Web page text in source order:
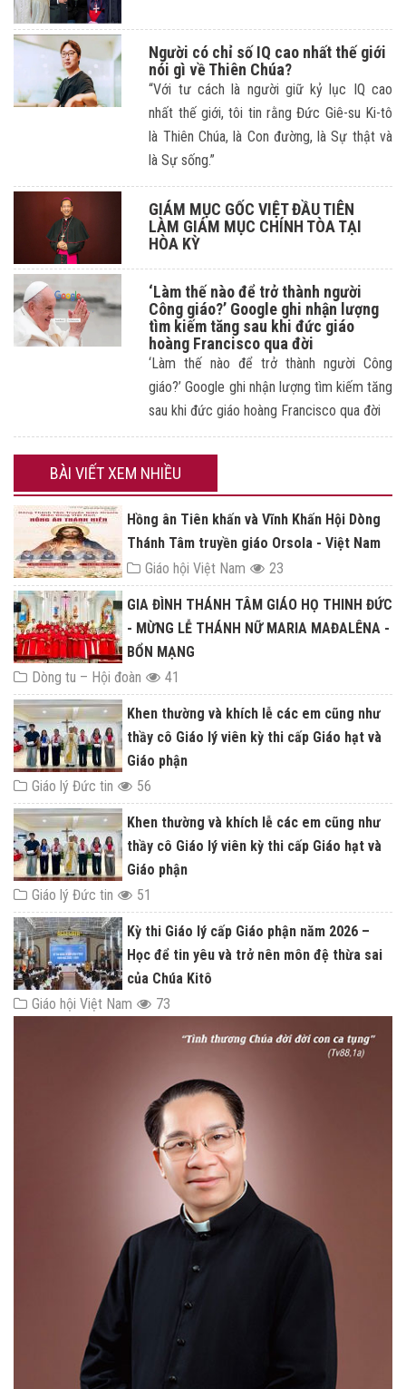
Người có chỉ số IQ cao nhất thế giới
nói gì về Thiên Chúa?
“Với tư cách là người giữ kỷ lục IQ cao
nhất thế giới, tôi tin rằng Đức Giê-su Ki-tô
là Thiên Chúa, là Con đường, là Sự thật và
là Sự sống.”
GIÁM MỤC GỐC VIỆT ĐẦU TIÊN
LÀM GIÁM MỤC CHÍNH TÒA TẠI
HÒA KỲ
‘Làm thế nào để trở thành người
Công giáo?’ Google ghi nhận lượng
tìm kiếm tăng sau khi đức giáo
hoàng Francisco qua đời
‘Làm thế nào để trở thành người Công
giáo?’ Google ghi nhận lượng tìm kiếm tăng
sau khi đức giáo hoàng Francisco qua đời
BÀI VIẾT XEM NHIỀU
Hồng ân Tiên khấn và Vĩnh Khấn Hội Dòng
Thánh Tâm truyền giáo Orsola - Việt Nam
Giáo hội Việt Nam
23
GIA ĐÌNH THÁNH TÂM GIÁO HỌ THINH ĐỨC
- MỪNG LỄ THÁNH NỮ MARIA MAĐALÊNA -
BỔN MẠNG
Dòng tu – Hội đoàn
41
Khen thường và khích lễ các em cũng như
thầy cô Giáo lý viên kỳ thi cấp Giáo hạt và
Giáo phận
Giáo lý Đức tin
56
Khen thường và khích lễ các em cũng như
thầy cô Giáo lý viên kỳ thi cấp Giáo hạt và
Giáo phận
Giáo lý Đức tin
51
Kỳ thi Giáo lý cấp Giáo phận năm 2026 –
Học để tin yêu và trở nên môn đệ thừa sai
của Chúa Kitô
Giáo hội Việt Nam
73